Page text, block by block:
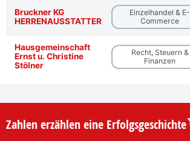
Bruckner KG
HERRENAUSSTATTER
Einzelhandel & E-
Commerce
Hausgemeinschaft
Ernst u. Christine
Stölner
Recht, Steuern &
Finanzen
Zahlen erzählen eine Erfolgsgeschichte